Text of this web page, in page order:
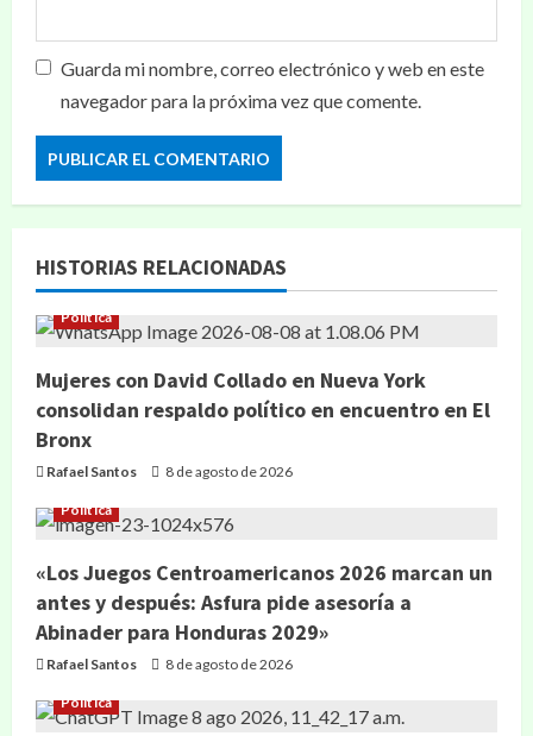
Guarda mi nombre, correo electrónico y web en este
navegador para la próxima vez que comente.
HISTORIAS RELACIONADAS
Política
Mujeres con David Collado en Nueva York
consolidan respaldo político en encuentro en El
Bronx
Rafael Santos 8 de agosto de 2026
Política
«Los Juegos Centroamericanos 2026 marcan un
antes y después: Asfura pide asesoría a
Abinader para Honduras 2029»
Rafael Santos 8 de agosto de 2026
Política